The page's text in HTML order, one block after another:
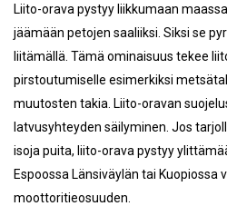
Liito-orava pystyy liikkumaan
jäämään petojen saaliiksi. Siksi se
liitämällä. Tämä ominaisuus tekee
pirstoutumiselle esimerkiksi
muutosten takia. Liito-oravan
latvusyhteyden säilyminen. Jos
isoja puita, liito-orava pystyy
Espoossa Länsiväylän tai Kuopiossa
moottoritieosuuden.